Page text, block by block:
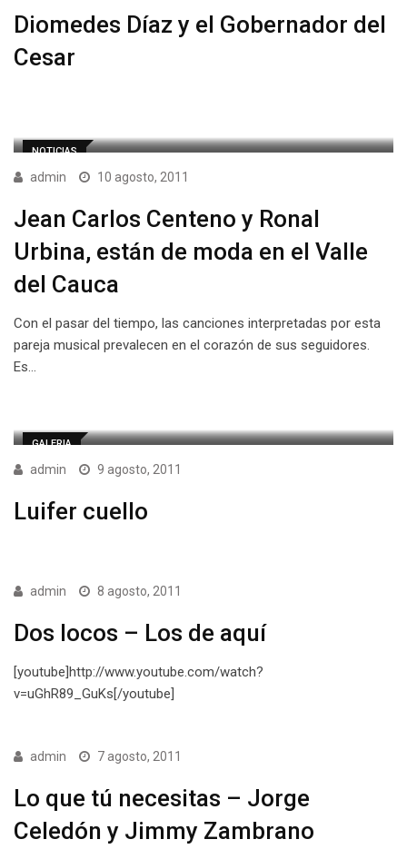
Diomedes Díaz y el Gobernador del
NOTICIAS
admin 10 agosto, 2011
Jean Carlos Centeno y Ronal
Urbina, están de moda en el Valle
del Cauca
Con el pasar del tiempo, las canciones interpretadas por esta
pareja musical prevalecen en el corazón de sus seguidores.
Es…
GALERIA
admin 9 agosto, 2011
Luifer cuello
admin 8 agosto, 2011
Dos locos – Los de aquí
[youtube]http://www.youtube.com/watch?
v=uGhR89_GuKs[/youtube]
admin 7 agosto, 2011
Lo que tú necesitas – Jorge
Celedón y Jimmy Zambrano